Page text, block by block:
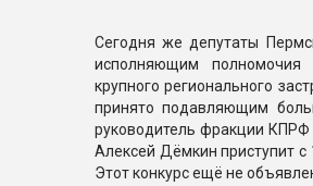
Сегодня же депутаты
исполняющим полномочия
крупного регионального
принято подавляющим
руководитель фракции
Алексей Дёмкин приступит с
Этот конкурс ещё не